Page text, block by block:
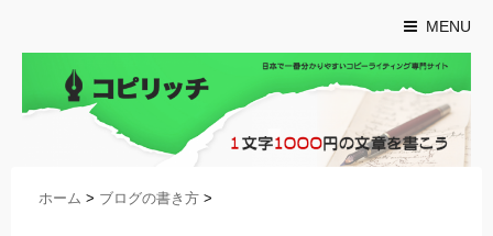
MENU
ホーム > ブログの書き方 >